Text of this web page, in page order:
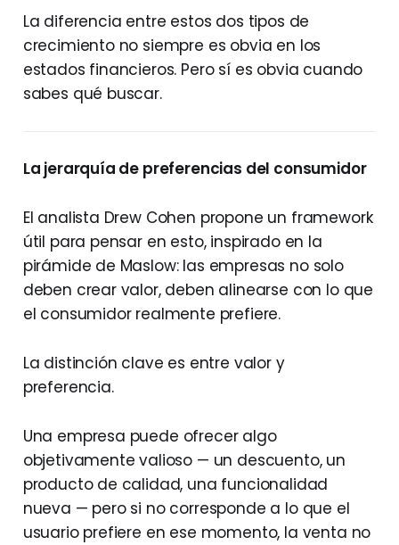
La diferencia entre estos dos tipos de
crecimiento no siempre es obvia en los
estados financieros. Pero sí es obvia cuando
sabes qué buscar.
La jerarquía de preferencias del consumidor
El analista Drew Cohen propone un framework
útil para pensar en esto, inspirado en la
pirámide de Maslow: las empresas no solo
deben crear valor, deben alinearse con lo que
el consumidor realmente prefiere.
La distinción clave es entre valor y
preferencia.
Una empresa puede ofrecer algo
objetivamente valioso — un descuento, un
producto de calidad, una funcionalidad
nueva — pero si no corresponde a lo que el
usuario prefiere en ese momento, la venta no